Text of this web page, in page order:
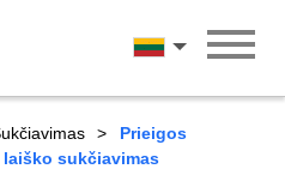
Lietuvių
Prieigos
sukčiavimas